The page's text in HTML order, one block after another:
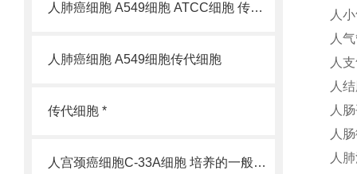
人肺癌细胞 A549细胞 ATCC细胞 传代细胞
人肺癌细胞 A549细胞传代细胞
传代细胞 *
人宫颈癌细胞C-33A细胞 培养的一般过程
人
人
人
人
人
人
人